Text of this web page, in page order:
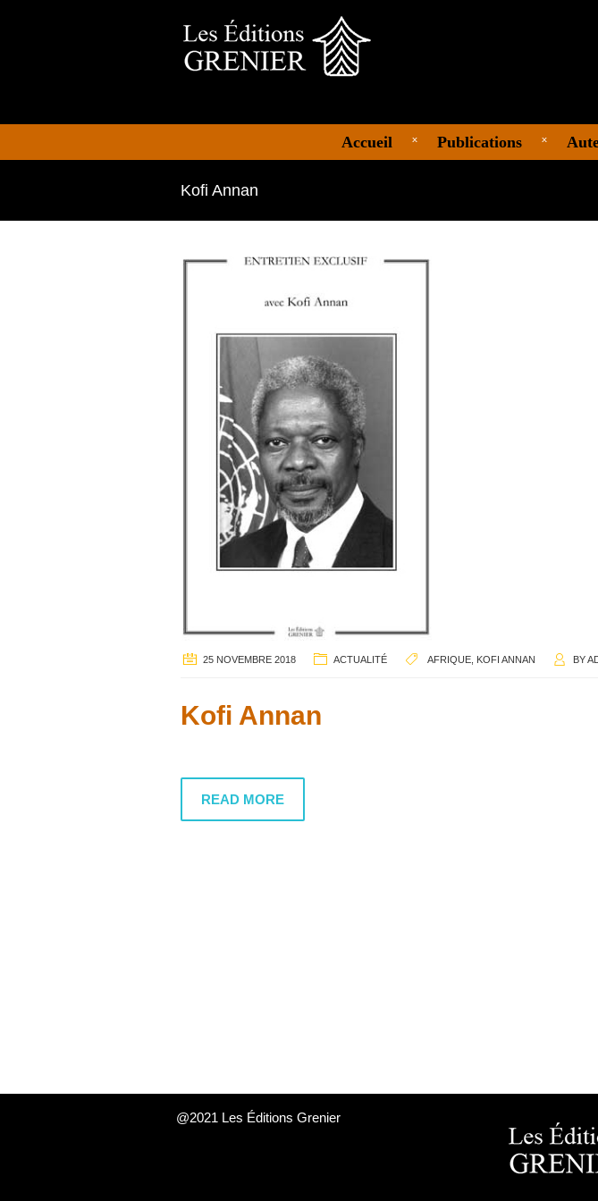
Accueil Publications
Kofi Annan
25 NOVEMBRE 2018 ACTUALITÉ AFRIQUE KOFI ANNAN BY
Kofi Annan
READ MORE
@2021 Les Éditions Grenier